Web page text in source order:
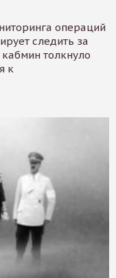
операций
следить за
толкнуло
к